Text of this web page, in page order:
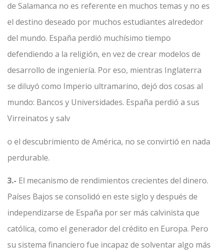
de Salamanca no es referente en muchos temas y no es
el destino deseado por muchos estudiantes alrededor
del mundo. España perdió muchísimo tiempo
defendiendo a la religión, en vez de crear modelos de
desarrollo de ingeniería. Por eso, mientras Inglaterra
se diluyó como Imperio ultramarino, dejó dos cosas al
mundo: Bancos y Universidades. España perdió a sus
Virreinatos y salv
o el descubrimiento de América, no se convirtió en nada
perdurable.
3.- El mecanismo de rendimientos crecientes del dinero.
Países Bajos se consolidó en este siglo y después de
independizarse de España por ser más calvinista que
católica, como el generador del crédito en Europa. Pero
su sistema financiero fue incapaz de solventar algo más